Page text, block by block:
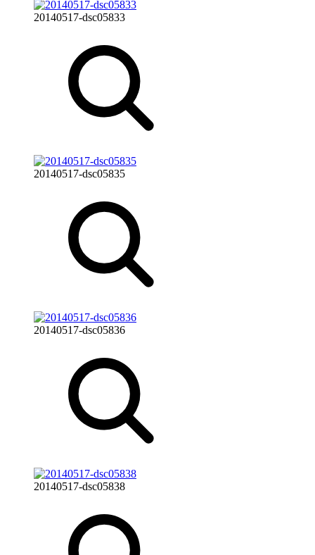
20140517-dsc05833
20140517-dsc05835
20140517-dsc05836
20140517-dsc05838